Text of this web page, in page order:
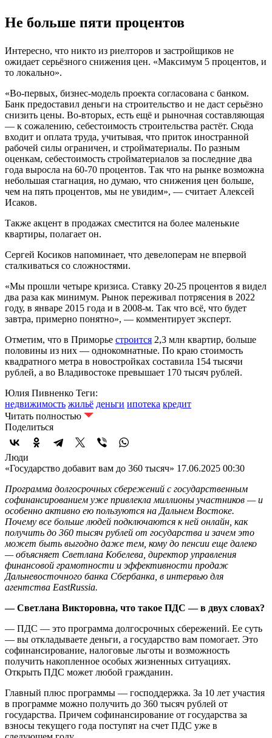
Не больше пяти процентов
Интересно, что никто из риелторов и застройщиков не
ожидает серьёзного снижения цен. «Максимум 5 процентов, и
то локально».
«Во-первых, бизнес-модель проекта согласована с банком.
Банк предоставил деньги на строительство и не даст серьёзно
снизить цены. Во-вторых, есть ещё и рыночная составляющая
— к сожалению, себестоимость строительства растёт. Сюда
входит и оплата труда, учитывая, что приток иностранной
рабочей силы ограничен, и стройматериалы. По разным
оценкам, себестоимость стройматериалов за последние два
года выросла на 60-70 процентов. Так что на рынке возможна
небольшая стагнация, но думаю, что снижения цен больше,
чем на пять процентов, мы не увидим», — считает Алексей
Исаков.
Также акцент в продажах сместится на более маленькие
квартиры, полагает он.
Сергей Косиков напоминает, что девелоперам не впервой
сталкиваться со сложностями.
«Мы прошли четыре кризиса. Ставку 20-25 процентов я видел
два раза как минимум. Рынок переживал потрясения в 2022
году, в январе 2015 года и в 2008-м. Так что всё, что будет
завтра, примерно понятно», — комментирует эксперт.
Отметим, что в Приморье строится 2,3 млн квартир, больше
половины из них — однокомнатные. По краю стоимость
квадратного метра в новостройках составила 154 тысячи
рублей, а во Владивостоке превышает 170 тысяч рублей.
Юлия Пивненко Теги:
недвижимость жильё деньги ипотека кредит
Читать полностью
Поделиться
Люди
«Государство добавит вам до 360 тысяч» 17.06.2025 00:30
Программа долгосрочных сбережений с государственным
софинансированием уже привлекла миллионы участников — и
особенно активно ею пользуются на Дальнем Востоке.
Почему все больше людей подключаются к ней онлайн, как
получить до 360 тысяч рублей от государства и зачем это
может быть выгодно даже тем, кому до пенсии еще далеко
— объясняет Светлана Кобелева, директор управления
финансовой грамотности и эффективности продаж
Дальневосточного банка Сбербанка, в интервью для
агентства EastRussia.
— Светлана Викторовна, что такое ПДС — в двух словах?
— ПДС — это программа долгосрочных сбережений. Ее суть
— вы откладываете деньги, а государство вам помогает. Это
софинансирование, налоговые льготы и возможность
получить накопленное особых жизненных ситуациях.
Открыть ПДС может любой гражданин.
Главный плюс программы — господдержка. За 10 лет участия
в программе можно получить до 360 тысяч рублей от
государства. Причем софинансирование от государства за
взносы текущего года поступят на счет ПДС уже в